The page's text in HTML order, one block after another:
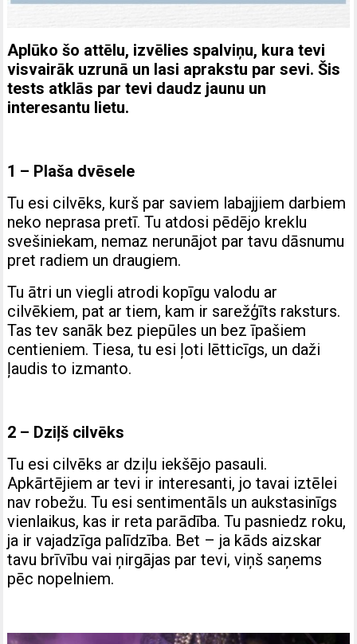
Aplūko šo attēlu, izvēlies spalviņu, kura tevi
visvairāk uzrunā un lasi aprakstu par sevi. Šis
tests atklās par tevi daudz jaunu un
interesantu lietu.
1 – Plaša dvēsele
Tu esi cilvēks, kurš par saviem labajjiem darbiem
neko neprasa pretī. Tu atdosi pēdējo kreklu
svešiniekam, nemaz nerunājot par tavu dāsnumu
pret radiem un draugiem.
Tu ātri un viegli atrodi kopīgu valodu ar
cilvēkiem, pat ar tiem, kam ir sarežģīts raksturs.
Tas tev sanāk bez piepūles un bez īpašiem
centieniem. Tiesa, tu esi ļoti lētticīgs, un daži
ļaudis to izmanto.
2 – Dziļš cilvēks
Tu esi cilvēks ar dziļu iekšējo pasauli.
Apkārtējiem ar tevi ir interesanti, jo tavai iztēlei
nav robežu. Tu esi sentimentāls un aukstasinīgs
vienlaikus, kas ir reta parādība. Tu pasniedz roku,
ja ir vajadzīga palīdzība. Bet – ja kāds aizskar
tavu brīvību vai ņirgājas par tevi, viņš saņems
pēc nopelniem.